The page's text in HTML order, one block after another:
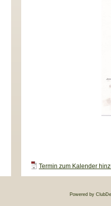
Termin zum Kalender
Powered by